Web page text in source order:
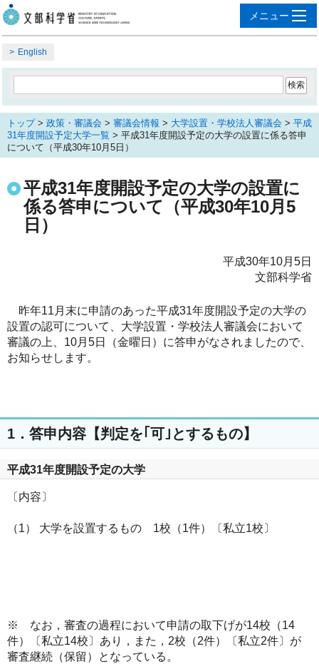
English
トップ> 政策・審議会 > 審議会情報 > 大学設置・学校法人審議会 > 平成
31年度開設予定大学一覧 > 平成31年度開設予定の大学の設置に係る答申
について（平成30年10月5日）
平成31年度開設予定の大学の設置に
係る答申について（平成30年10月5
日）
平成30年10月5日
文部科学省
昨年11月末に申請のあった平成31年度開設予定の大学の
設置の認可について、大学設置・学校法人審議会において
審議の上、10月5日（金曜日）に答申がなされましたので、
お知らせします。
1．答申内容【判定を｢可｣とするもの】
平成31年度開設予定の大学
〔内容〕
（1） 大学を設置するもの 1校（1件）〔私立1校〕
※ なお，審査の過程において申請の取下げが14校（14
件）〔私立14校〕あり，また，2校（2件）〔私立2件〕が
審査継続（保留）となっている。